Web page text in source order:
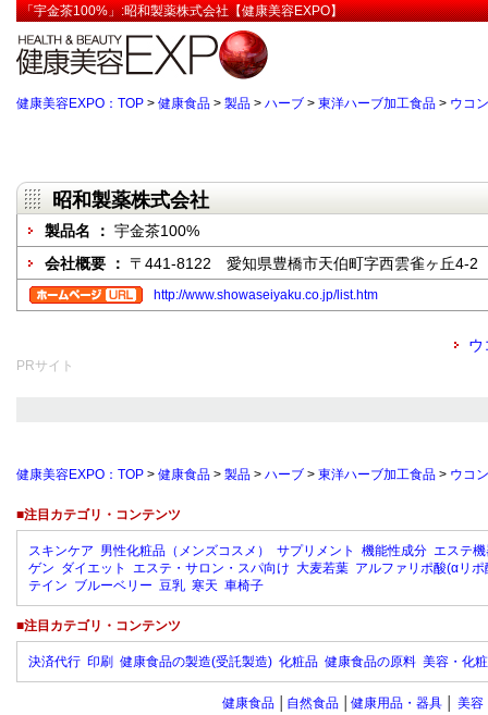
「宇金茶100%」:昭和製薬株式会社【健康美容EXPO】
健康美容EXPO：TOP > 健康食品 > 製品 > ハーブ > 東洋ハーブ加工食品 > ウコン
昭和製薬株式会社
製品名 ： 宇金茶100%
会社概要 ： 〒441-8122 愛知県豊橋市天伯町字西雲雀ヶ丘4-2
http://www.showaseiyaku.co.jp/list.htm
ウ
PRサイト
健康美容EXPO：TOP > 健康食品 > 製品 > ハーブ > 東洋ハーブ加工食品 > ウコン
■注目カテゴリ・コンテンツ
スキンケア 男性化粧品（メンズコスメ） サプリメント 機能性成分 エステ
ゲン ダイエット エステ・サロン・スパ向け 大麦若葉 アルファリポ酸(αリポ
テイン ブルーベリー 豆乳 寒天 車椅子
■注目カテゴリ・コンテンツ
決済代行 印刷 健康食品の製造(受託製造) 化粧品 健康食品の原料 美容・化
健康食品 自然食品 健康用品・器具 美容